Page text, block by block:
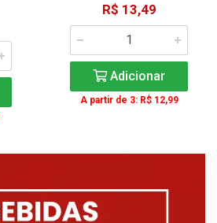
R$ 13,49
Adicionar
A partir de 3: R$ 12,99